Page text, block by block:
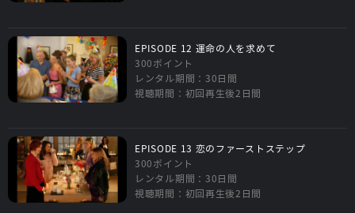
EPISODE 12 運命の人を求めて
300ポイント
レンタル期間：30日間
視聴期間：初回再生後2日間
EPISODE 13 恋のファーストステップ
300ポイント
レンタル期間：30日間
視聴期間：初回再生後2日間